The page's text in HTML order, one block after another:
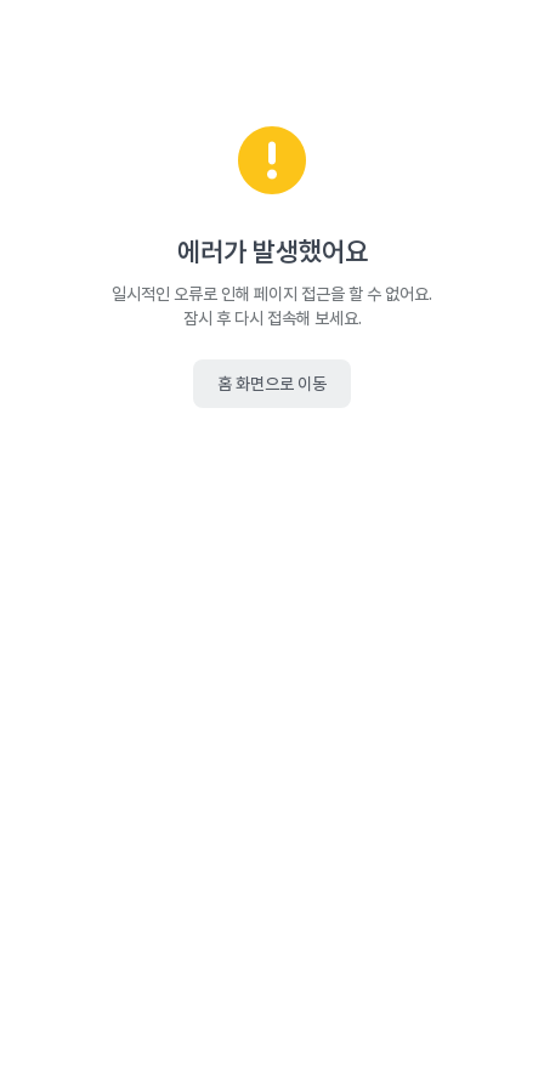
에러가 발생했어요
일시적인 오류로 인해 페이지 접근을 할 수 없어요.
잠시 후 다시 접속해 보세요.
홈 화면으로 이동